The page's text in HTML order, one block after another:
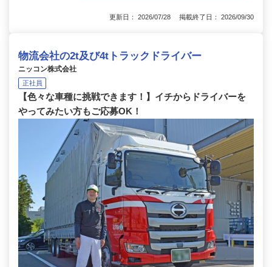
更新日： 2026/07/28 掲載終了日： 2026/09/30
物流会社の2t及び4tトラックドライバー
ニッコン株式会社
正社員
【色々な車種に挑戦できます！】イチからドライバーを
やってみたい方もご応募OK！